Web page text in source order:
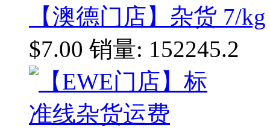
【澳德门店】杂货 7/kg
$7.00 销量: 152245.2